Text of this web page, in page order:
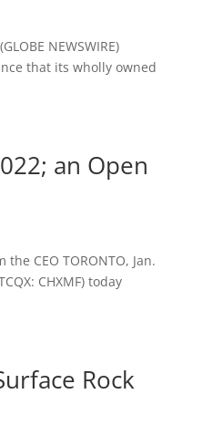
NEWSWIRE)
that its wholly owned
an Open
CEO TORONTO, Jan.
CHXMF) today
Rock